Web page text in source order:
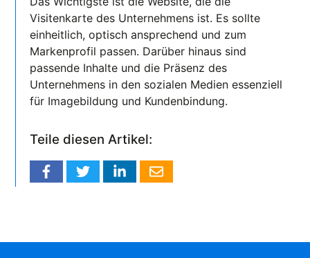
Visitenkarte des Unternehmens ist. Es sollte
einheitlich, optisch ansprechend und zum
Markenprofil passen. Darüber hinaus sind
passende Inhalte und die Präsenz des
Unternehmens in den sozialen Medien essenziell
für Imagebildung und Kundenbindung.
Teile diesen Artikel: